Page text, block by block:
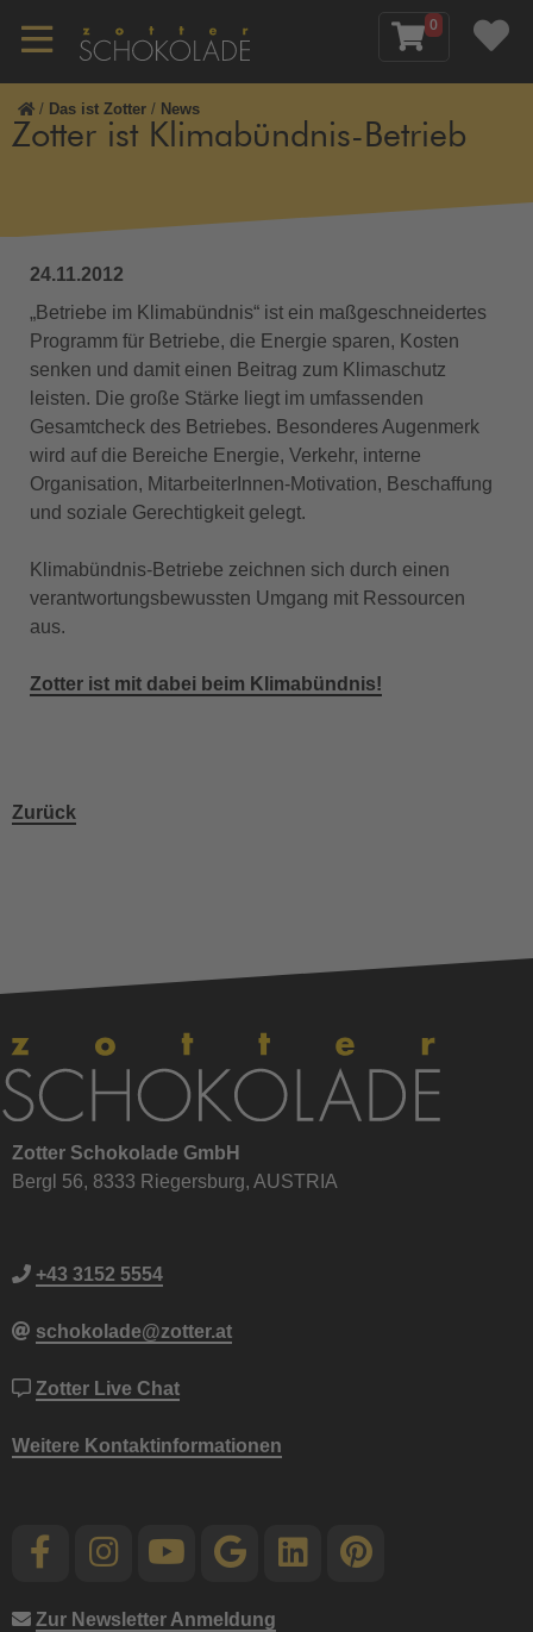
0
/ Das ist Zotter / News
Zotter ist Klimabündnis-Betrieb
24.11.2012
„Betriebe im Klimabündnis“ ist ein maßgeschneidertes
Programm für Betriebe, die Energie sparen, Kosten
senken und damit einen Beitrag zum Klimaschutz
leisten. Die große Stärke liegt im umfassenden
Gesamtcheck des Betriebes. Besonderes Augenmerk
wird auf die Bereiche Energie, Verkehr, interne
Organisation, MitarbeiterInnen-Motivation, Beschaffung
und soziale Gerechtigkeit gelegt.
Klimabündnis-Betriebe zeichnen sich durch einen
verantwortungsbewussten Umgang mit Ressourcen
aus.
Zotter ist mit dabei beim Klimabündnis!
Zurück
Zotter Schokolade GmbH
Bergl 56, 8333 Riegersburg, AUSTRIA
+43 3152 5554
schokolade@zotter.at
Zotter Live Chat
Weitere Kontaktinformationen
Zur Newsletter Anmeldung